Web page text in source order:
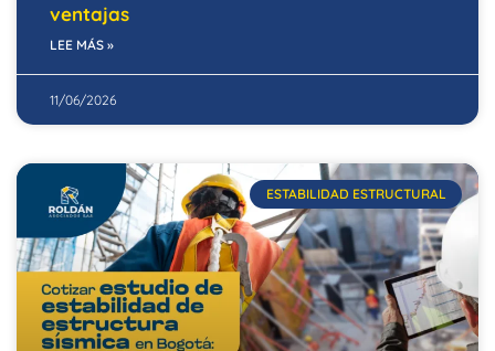
ventajas
LEE MÁS »
11/06/2026
ESTABILIDAD ESTRUCTURAL